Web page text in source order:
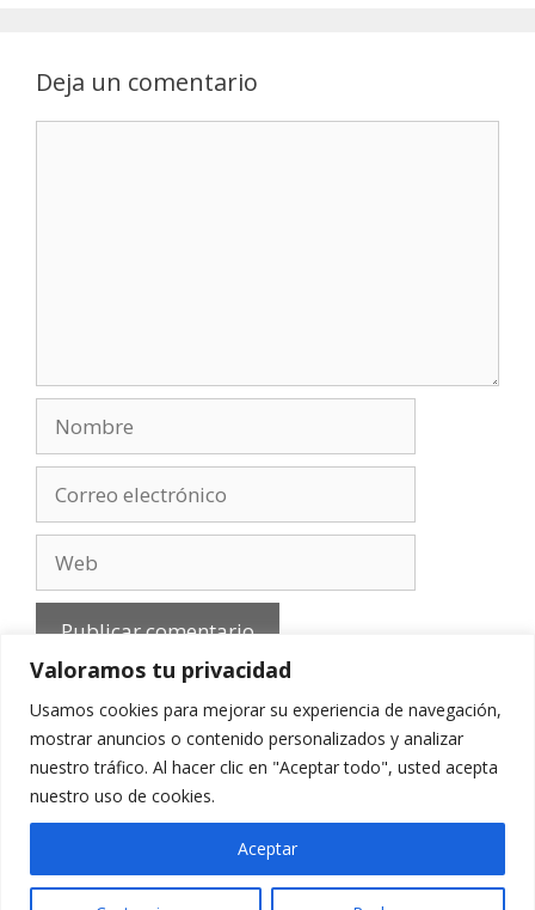
Valoramos tu privacidad
Usamos cookies para mejorar su experiencia de navegación,
mostrar anuncios o contenido personalizados y analizar
nuestro tráfico. Al hacer clic en "Aceptar todo", usted acepta
nuestro uso de cookies.
Aceptar
Deja un comentario
electrónico
Aviso Legal-Política de privacidad
Contacto